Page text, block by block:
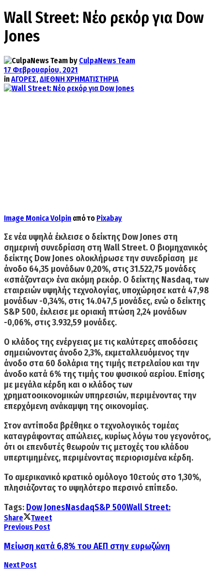
Wall Street: Νέο ρεκόρ για Dow
Jones
by CulpaNews Team
17 Φεβρουαρίου, 2021
inΑΓΟΡΕΣ,ΔΙΕΘΝΗ ΧΡΗΜΑΤΙΣΤΗΡΙΑ
Image Monica Volpin από το Pixabay
Σε νέα υψηλά έκλεισε ο δείκτης Dow Jones στη
σημερινή συνεδρίαση στη Wall Street. Ο βιομηχανικός
δείκτης Dow Jones ολοκλήρωσε την συνεδρίαση με
άνοδο 64,35 μονάδων 0,20%, στις 31.522,75 μονάδες
«σπάζοντας» ένα ακόμη ρεκόρ. Ο δείκτης Nasdaq,των
εταιρειών υψηλής τεχνολογίας, υποχώρησε κατά 47,98
μονάδων -0,34%, στις 14.047,5 μονάδες, ενώ ο δείκτης
S&P 500, έκλεισε με οριακή πτώση 2,24 μονάδων
-0,06%, στις 3.932,59 μονάδες.
Ο κλάδος της ενέργειας με τις καλύτερες αποδόσεις
σημειώνοντας άνοδο 2,3%, εκμεταλλευόμενος την
άνοδο στα 60 δολάρια της τιμής πετρελαίου και την
άνοδο κατά 6% της τιμής του φυσικού αερίου. Επίσης
με μεγάλα κέρδη και ο κλάδος των
χρηματοοικονομικών υπηρεσιών, περιμένοντας την
επερχόμενη ανάκαμψη της οικονομίας.
Στον αντίποδα βρέθηκε ο τεχνολογικός τομέας
καταγράφοντας απώλειες, κυρίως λόγω του γεγονότος,
ότι οι επενδυτές θεωρούν τις μετοχές του κλάδου
υπερτιμημένες, περιμένοντας περιορισμένα κέρδη.
Το αμερικανικό κρατικό ομόλογο 10ετούς στο 1,30%,
πλησιάζοντας το υψηλότερο περσινό επίπεδο.
Tags: Dow JonesNasdaqS&P 500Wall Street:
Share
Tweet
Previous Post
Μείωση κατά 6,8% του ΑΕΠ στην ευρωζώνη
Next Post